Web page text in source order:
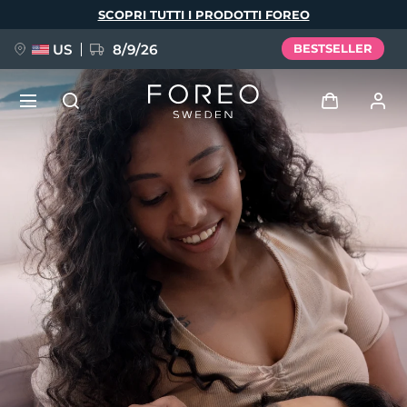
SCOPRI TUTTI I PRODOTTI FOREO
US 8/9/26 BESTSELLER
Profilo utente
I miei dispositivi
I miei ordini
I miei indirizzi
I miei abbonamenti
NUOVO
FAQ™ Pure Beauty-Tech Elixir
BREAKING NEWS
issa™ Teeth Whitening Set
Lingua
English Deutsch
Español
Français
Italiano
Português
Polski
Svenska
Русский
Türkçe
简体中文 繁體中文